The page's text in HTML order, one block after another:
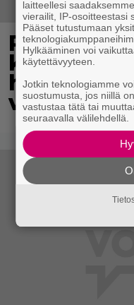
Pohjois-
helteistä
laitteellesi
vierailit, IP-osoitteestasi
Pääset tutustumaan
Hylkääminen voi
käytettävyyteen.
Jotkin teknologiamme
suostumusta, jos niillä
vastustaa tätä tai
seuraavalla välilehdellä.